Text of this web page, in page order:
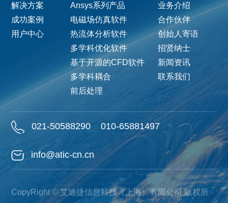
解决方案
成功案例
用户中心
Ansys系列产品
电磁场仿真软件
热流体分析软件
多学科优化软件
基于开源的CFD软件
多学科耦合
前后处理
业务介绍
合作伙伴
创始人寄语
招贤纳士
新闻资讯
联系我们
021-50588290 010-65881497
info@atic-cn.cn
CopyRight © 艾迪捷信息科技（上海）有限公司 版权所